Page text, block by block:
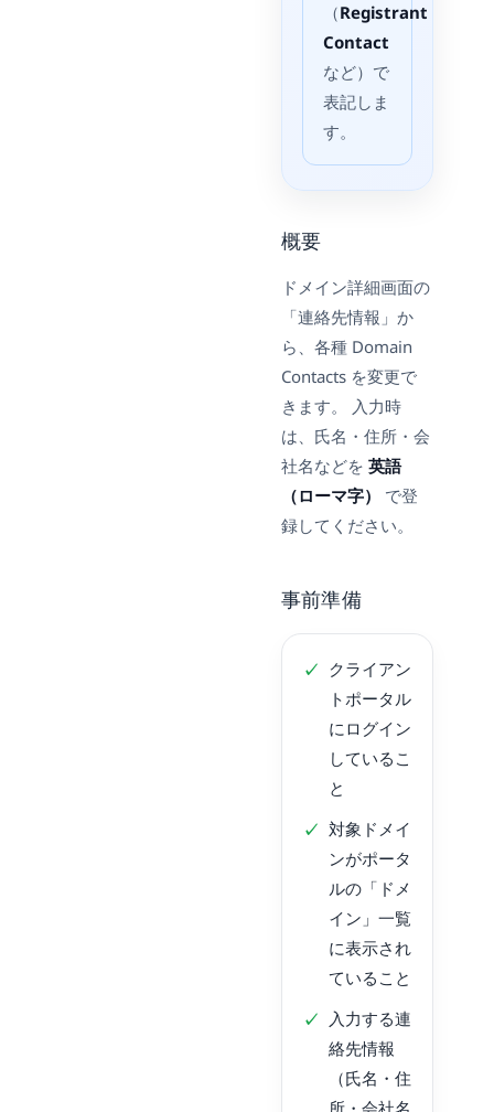
（Registrant
Contact
など）で
表記しま
す。
概要
ドメイン詳細画面の
「連絡先情報」か
ら、各種 Domain
Contacts を変更で
きます。 入力時
は、氏名・住所・会
社名などを英語
（ローマ字）
で登
録してください。
事前準備
クライアン
トポータル
にログイン
しているこ
と
対象ドメイ
ンがポータ
ルの「ドメ
イン」一覧
に表示され
ていること
入力する連
絡先情報
（氏名・住